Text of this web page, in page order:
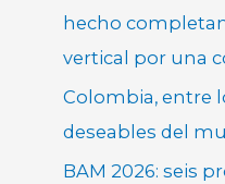
hecho
vertical por una
Colombia, entre
deseables del
BAM 2026: seis